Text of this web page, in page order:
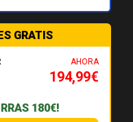
GRATIS
AHORA
194,99€
180€!